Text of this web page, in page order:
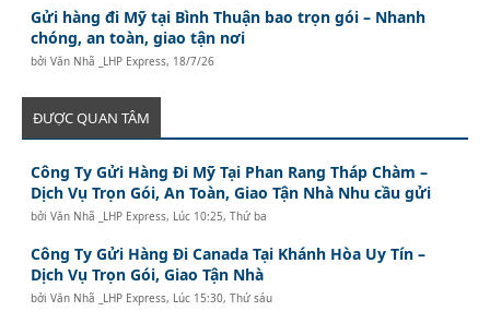
Gửi hàng đi Mỹ tại Bình Thuận bao trọn gói – Nhanh
chóng, an toàn, giao tận nơi
bởiVăn Nhã _LHP Express, 18/7/26
ĐƯỢC QUAN TÂM
Công Ty Gửi Hàng Đi Mỹ Tại Phan Rang Tháp Chàm –
Dịch Vụ Trọn Gói, An Toàn, Giao Tận Nhà Nhu cầu gửi
bởiVăn Nhã _LHP Express, Lúc 10:25, Thứ ba
Công Ty Gửi Hàng Đi Canada Tại Khánh Hòa Uy Tín –
Dịch Vụ Trọn Gói, Giao Tận Nhà
bởiVăn Nhã _LHP Express, Lúc 15:30, Thứ sáu